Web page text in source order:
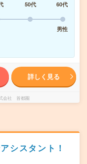
50代
60代
男性
詳しく見る
会社 首都圏
シスタント！